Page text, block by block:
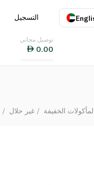
اللغة
التسجيل
توصيل مجاني
0.00
غير حلال الخفيفة